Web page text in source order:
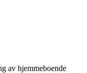
av hjemmeboende